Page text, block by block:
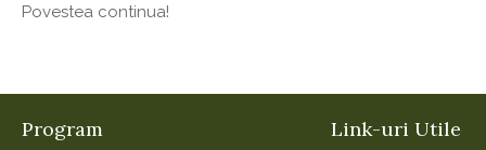
Povestea continua!
Program Link-uri Utile